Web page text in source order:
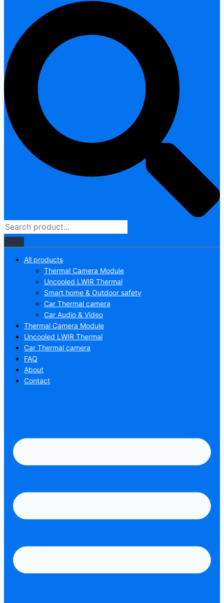
All products
Thermal Camera Module
Uncooled LWIR Thermal
Smart home & Outdoor safety
Car Thermal camera
Car Audio & Video
Thermal Camera Module
Uncooled LWIR Thermal
Car Thermal camera
FAQ
About
Contact